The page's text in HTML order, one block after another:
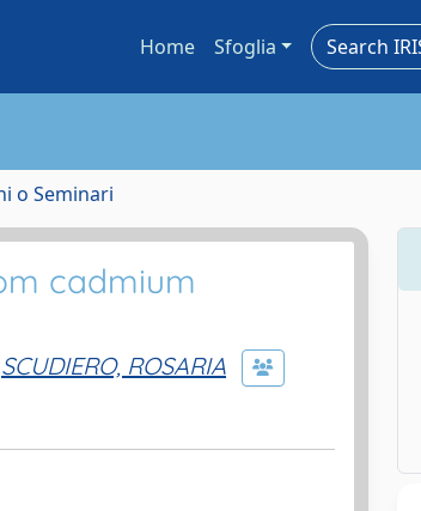
Home Sfoglia
o Seminari
cadmium
SCUDIERO, ROSARIA